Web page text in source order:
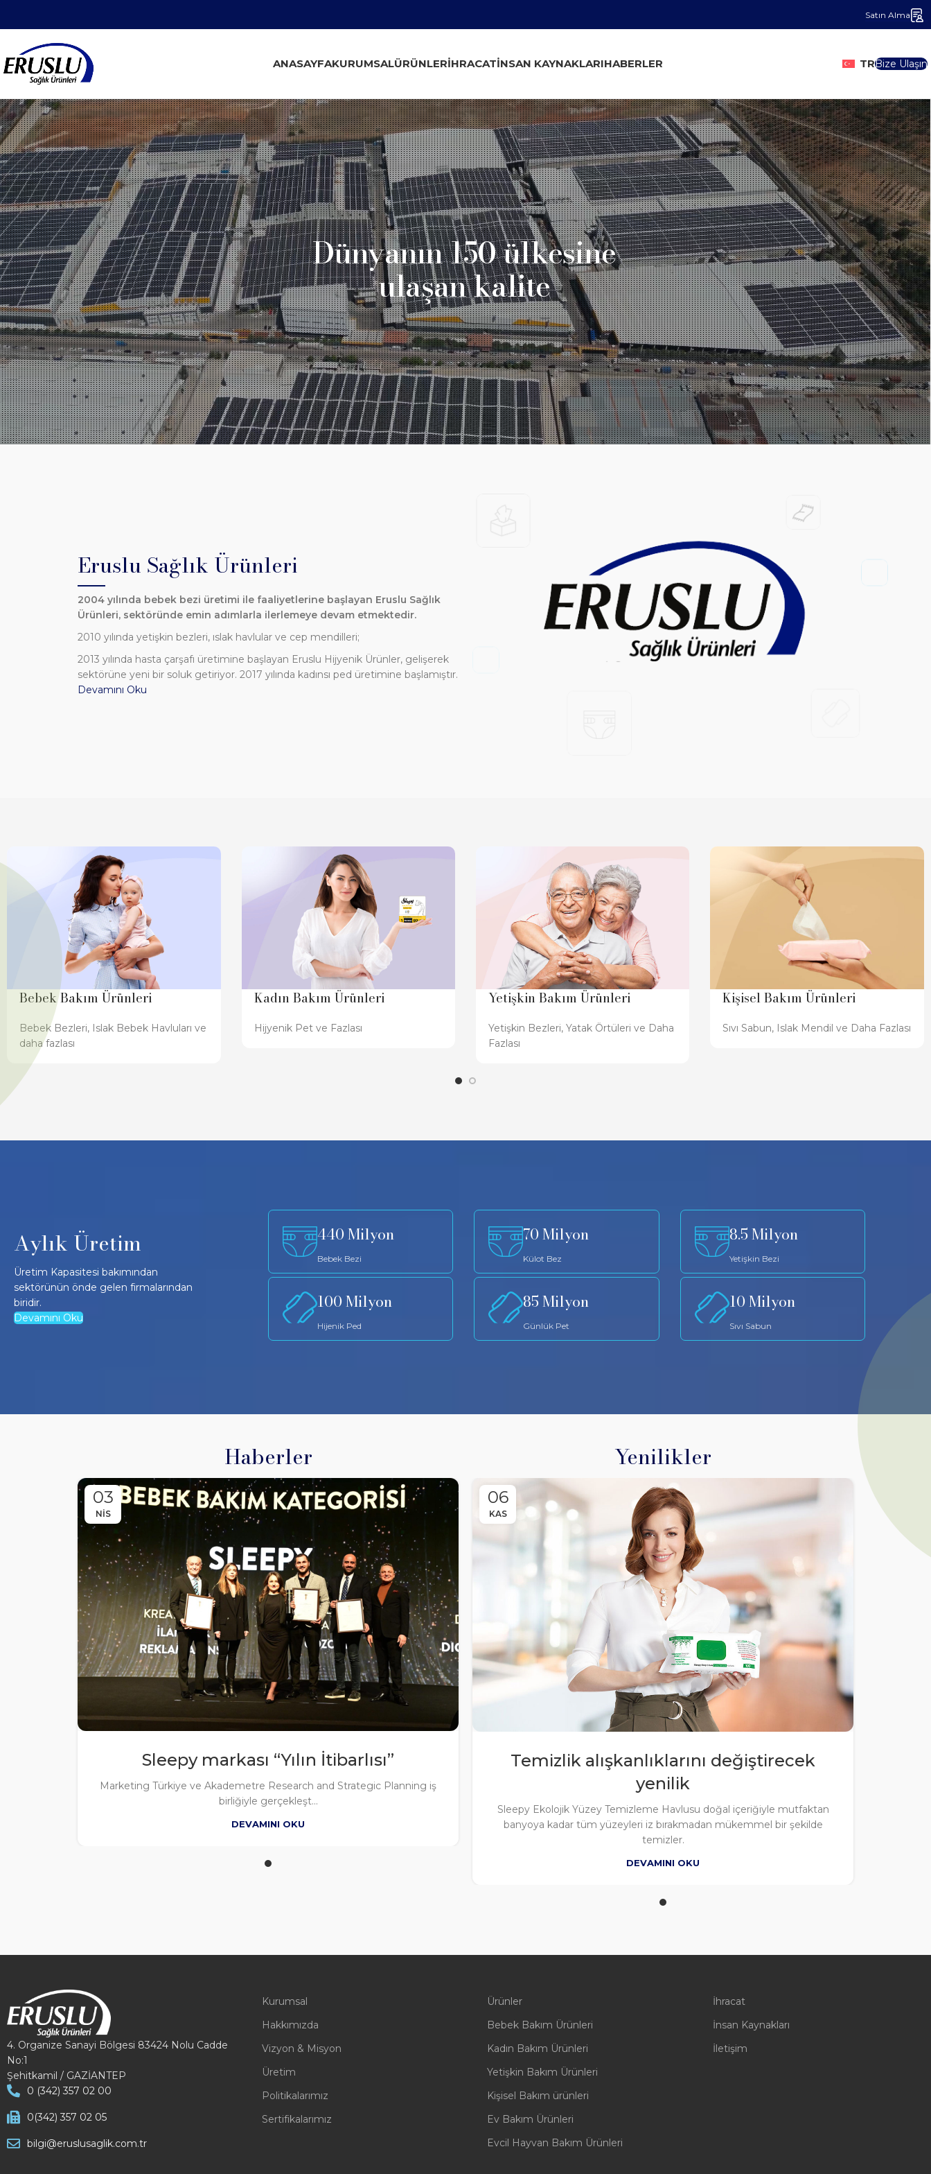
Satın Alma
ANASAYFAKURUMSALÜRÜNLERİHRACATİNSAN KAYNAKLARIHABERLER TRBize Ulaşın
Dünyanın 150 ülkesine
ulaşan kalite
Eruslu Sağlık Ürünleri
2004 yılında bebek bezi üretimi ile faaliyetlerine başlayan Eruslu Sağlık
Ürünleri, sektöründe emin adımlarla ilerlemeye devam etmektedir.
2010 yılında yetişkin bezleri, ıslak havlular ve cep mendilleri;
2013 yılında hasta çarşafı üretimine başlayan Eruslu Hijyenik Ürünler, gelişerek
sektörüne yeni bir soluk getiriyor. 2017 yılında kadınsı ped üretimine başlamıştır.
Devamını Oku
Bebek Bakım Ürünleri
Bebek Bezleri, Islak Bebek Havluları ve
daha fazlası
Kadın Bakım Ürünleri
Hijyenik Pet ve Fazlası
Yetişkin Bakım Ürünleri
Yetişkin Bezleri, Yatak Örtüleri ve Daha
Fazlası
Kişisel Bakım Ürünleri
Sıvı Sabun, Islak Mendil ve Daha Fazlası
Aylık Üretim
Üretim Kapasitesi bakımından
sektörünün önde gelen firmalarından
biridir.
Devamını Oku
8.5 Milyon 440 Milyon
Bebek Bezi
70 Milyon
Külot Bez
8.5 Milyon
Yetişkin Bezi
100 Milyon
Hijenik Ped
85 Milyon
Günlük Pet
10 Milyon
Sıvı Sabun
Haberler
03
NIS
Sleepy markası “Yılın İtibarlısı”
Marketing Türkiye ve Akademetre Research and Strategic Planning iş
birliğiyle gerçekleşt...
DEVAMINI OKU
Yenilikler
06
KAS
Temizlik alışkanlıklarını değiştirecek
yenilik
Sleepy Ekolojik Yüzey Temizleme Havlusu doğal içeriğiyle mutfaktan
banyoya kadar tüm yüzeyleri iz bırakmadan mükemmel bir şekilde
temizler.
DEVAMINI OKU
4. Organize Sanayi Bölgesi 83424 Nolu Cadde
No:1
Şehitkamil / GAZİANTEP
0 (342) 357 02 00
0(342) 357 02 05
bilgi@eruslusaglik.com.tr
Kurumsal
Hakkımızda
Vizyon & Misyon
Üretim
Politikalarımız
Sertifikalarımız
Ürünler
Bebek Bakım Ürünleri
Kadın Bakım Ürünleri
Yetişkin Bakım Ürünleri
Kişisel Bakım ürünleri
Ev Bakım Ürünleri
Evcil Hayvan Bakım Ürünleri
İhracat
İnsan Kaynakları
İletişim